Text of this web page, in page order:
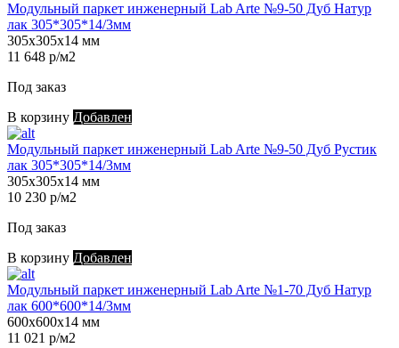
Модульный паркет инженерный Lab Arte №9-50 Дуб Натур
лак 305*305*14/3мм
305х305х14 мм
11 648 р/м2
Под заказ
В корзину Добавлен
Модульный паркет инженерный Lab Arte №9-50 Дуб Рустик
лак 305*305*14/3мм
305х305х14 мм
10 230 р/м2
Под заказ
В корзину Добавлен
Модульный паркет инженерный Lab Arte №1-70 Дуб Натур
лак 600*600*14/3мм
600х600х14 мм
11 021 р/м2